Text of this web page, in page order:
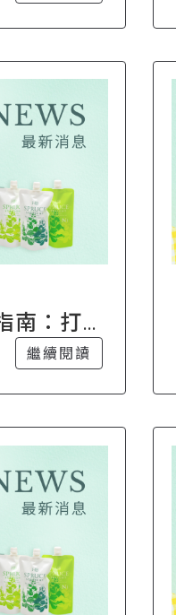
南：打
識別的
繼續閱讀